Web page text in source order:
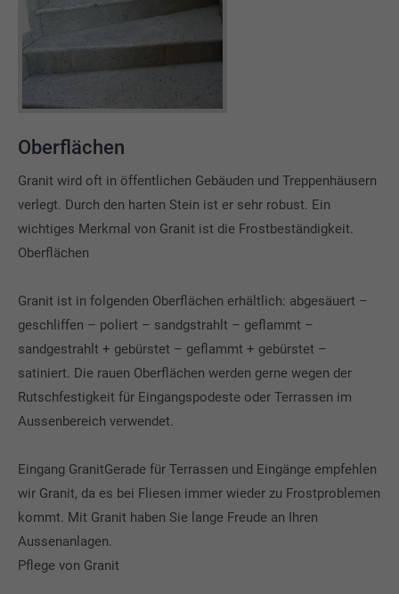
Oberflächen
Granit wird oft in öffentlichen Gebäuden und Treppenhäusern
verlegt. Durch den harten Stein ist er sehr robust. Ein
wichtiges Merkmal von Granit ist die Frostbeständigkeit.
Oberflächen
Granit ist in folgenden Oberflächen erhältlich: abgesäuert –
geschliffen – poliert – sandgstrahlt – geflammt –
sandgestrahlt + gebürstet – geflammt + gebürstet –
satiniert. Die rauen Oberflächen werden gerne wegen der
Rutschfestigkeit für Eingangspodeste oder Terrassen im
Aussenbereich verwendet.
Eingang GranitGerade für Terrassen und Eingänge empfehlen
wir Granit, da es bei Fliesen immer wieder zu Frostproblemen
kommt. Mit Granit haben Sie lange Freude an Ihren
Aussenanlagen.
Pflege von Granit